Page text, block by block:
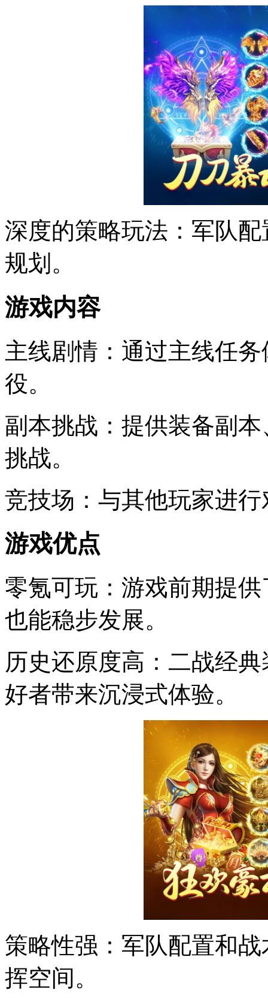
深度的策略玩法：军队
规划。
游戏内容
主线剧情：通过主线任
役。
副本挑战：提供装备副
挑战。
竞技场：与其他玩家进
游戏优点
零氪可玩：游戏前期提
也能稳步发展。
历史还原度高：二战经
好者带来沉浸式体验。
策略性强：军队配置和
挥空间。